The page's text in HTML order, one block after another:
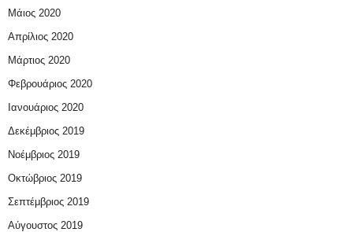
Μάιος 2020
Απρίλιος 2020
Μάρτιος 2020
Φεβρουάριος 2020
Ιανουάριος 2020
Δεκέμβριος 2019
Νοέμβριος 2019
Οκτώβριος 2019
Σεπτέμβριος 2019
Αύγουστος 2019